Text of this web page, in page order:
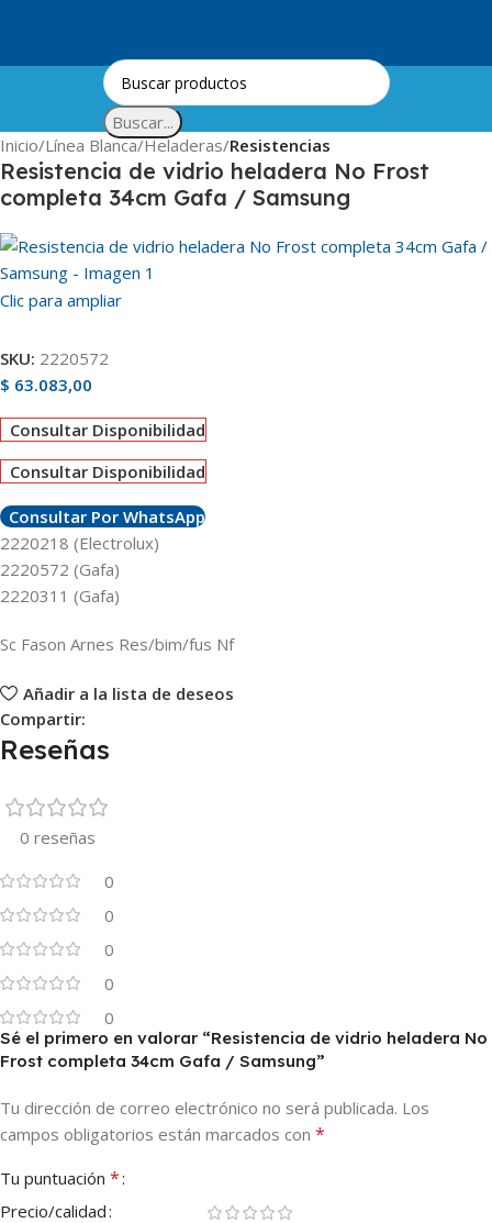
Buscar...
Inicio Línea Blanca Heladeras Resistencias
Resistencia de vidrio heladera No Frost
completa 34cm Gafa / Samsung
Clic para ampliar
SKU: 2220572
$ 63.083,00
Consultar Disponibilidad
Consultar Disponibilidad
Consultar Por WhatsApp
2220218 (Electrolux)
2220572 (Gafa)
2220311 (Gafa)
Sc Fason Arnes Res/bim/fus Nf
Añadir a la lista de deseos
Compartir:
Reseñas
0 reseñas
0
0
0
0
0
Sé el primero en valorar “Resistencia de vidrio heladera No
Frost completa 34cm Gafa / Samsung”
Tu dirección de correo electrónico no será publicada. Los
campos obligatorios están marcados con *
Tu puntuación *
Precio/calidad